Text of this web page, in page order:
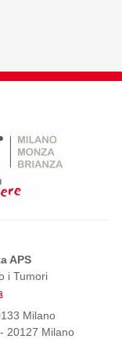
APS
i Tumori
Milano
20127 Milano